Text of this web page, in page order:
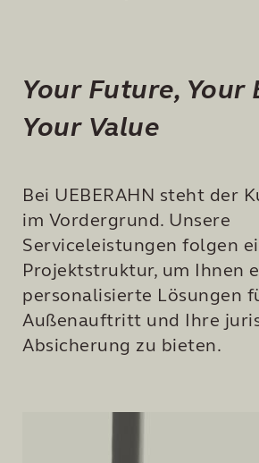
EXPERTISE
WISSEN
Your Future, Your
Your Value
Bei UEBERAHN steht der
im Vordergrund. Unsere
Serviceleistungen folgen
Projektstruktur, um Ihnen
personalisierte Lösungen
Außenauftritt und Ihre
Absicherung zu bieten.